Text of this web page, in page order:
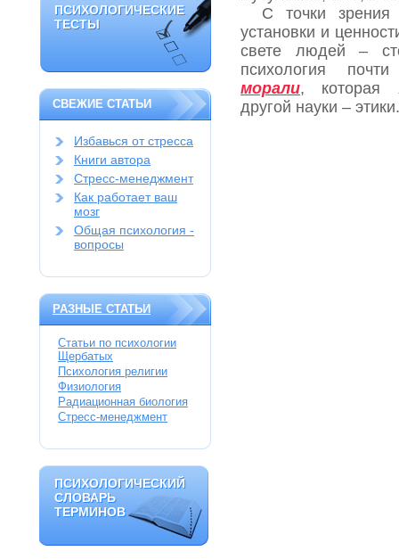
ПСИХОЛОГИЧЕСКИЕ
ТЕСТЫ
ПСИХОЛОГИЧЕСКИЕ
ТЕСТЫ
СВЕЖИЕ СТАТЬИ
Избавься от стресса
Книги автора
Стресс-менеджмент
Как работает ваш
мозг
Общая психология -
вопросы
РАЗНЫЕ СТАТЬИ
Статьи по психологии
Щербатых
Психология религии
Физиология
Радиационная биология
Стресс-менеджмент
ПСИХОЛОГИЧЕСКИЙ
СЛОВАРЬ
ТЕРМИНОВ
ПСИХОЛОГИЧЕСКИЙ
СЛОВАРЬ
ТЕРМИНОВ
С точки зрения
установки и
свете людей –
психология
морали, которая
другой науки – этики.